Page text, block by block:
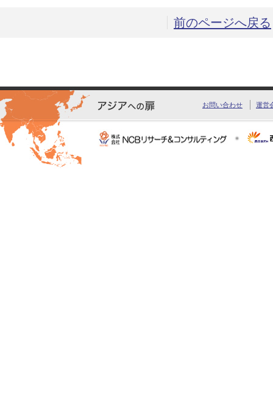
前のページへ戻る
お問い合わせ 運営